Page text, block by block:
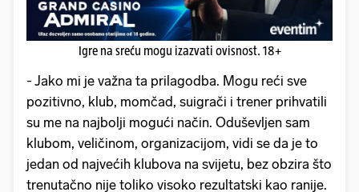
Igre na sreću mogu izazvati ovisnost. 18+
- Jako mi je važna ta prilagodba. Mogu reći sve
pozitivno, klub, momčad, suigrači i trener prihvatili
su me na najbolji mogući način. Oduševljen sam
klubom, veličinom, organizacijom, vidi se da je to
jedan od najvećih klubova na svijetu, bez obzira što
trenutačno nije toliko visoko rezultatski kao ranije.